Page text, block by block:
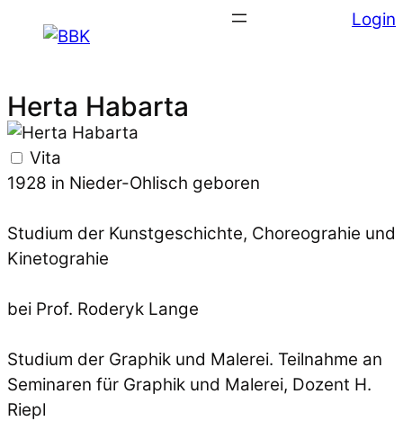
Login
Herta Habarta
Vita
1928 in Nieder-Ohlisch geboren
Studium der Kunstgeschichte, Choreograhie und
Kinetograhie
bei Prof. Roderyk Lange
Studium der Graphik und Malerei. Teilnahme an
Seminaren für Graphik und Malerei, Dozent H.
Riepl